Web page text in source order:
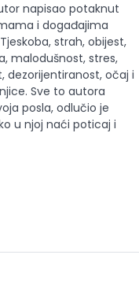
napisao potaknut
i događajima
strah, obijest,
malodušnost, stres,
dezorijentiranost, očaj i
Sve to autora
posla, odlučio je
u njoj naći poticaj i